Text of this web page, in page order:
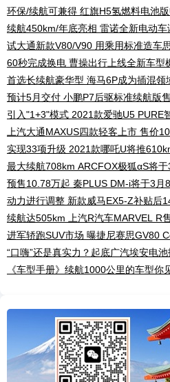
环保/续航可兼得 红旗H5氢燃料电池
续航450km/年底亮相 雷诺全新电动车
试大通新款V80/V90 用乘用标准造车
60秒完成换电 曹操出行上线全新车型
首选长续航豪华型 海马6P成为插混领
预计5月交付 小鹏P7后驱标准续航版
引入"1+3"模式 2021款爱驰U5 PURE
上汽大通MAXUS四款轻客上市 售价
实现33项升级 2021款哪吒U将推
最大续航708km ARCFOX极狐αS将
预售10.78万起 秦PLUS DM-i将于3月
动力进行调整 新款威马EX5-Z补贴后
续航达505km 上汽R汽车MARVEL R
进军轿跑SUV市场 曝捷尼赛思GV80
“口嗨”还是真实力？起底广汽埃安电
《车型手册》续航1000公里的车型你